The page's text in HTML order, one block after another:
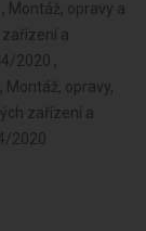
Montáž, opravy a
a
2020 ,
Montáž, opravy,
zařízení a
2020